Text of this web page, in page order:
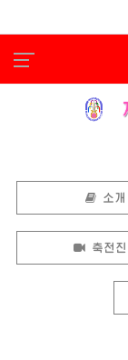
소개
축전